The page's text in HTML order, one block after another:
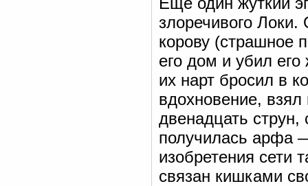
злоречивого Локи.
корову (страшное
его дом и убил
их нарт бросил в
вдохновение, взял
двенадцать
получилась арфа
изобретения сети
связан кишками